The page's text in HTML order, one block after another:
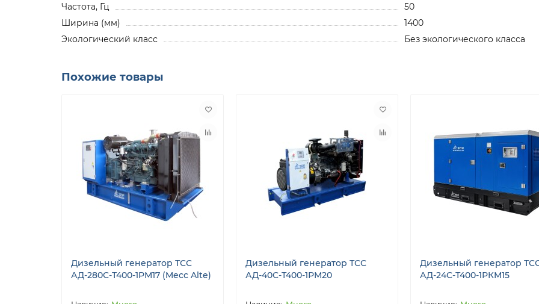
Частота, Гц
50
Ширина (мм)
1400
Экологический класс
Без экологического класса
Похожие товары
Дизельный генератор ТСС
АД-280С-Т400-1РМ17 (Mecc Alte)
Дизельный генератор ТСС
АД-40С-Т400-1РМ20
Дизельный генератор
АД-24С-Т400-1РКМ15